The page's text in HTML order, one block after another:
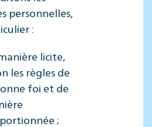
personnelles,
:
licite,
les règles de
foi et de
;